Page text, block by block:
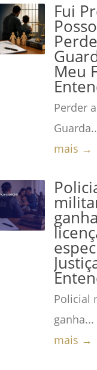
Fui
Posso
Meu
Perder a
mais →
ganha
Policial
ganha...
mais →